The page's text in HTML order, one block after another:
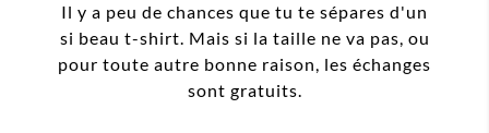
Il y a peu de chances que tu te sépares d'un
si beau t-shirt. Mais si la taille ne va pas, ou
pour toute autre bonne raison, les échanges
sont gratuits.